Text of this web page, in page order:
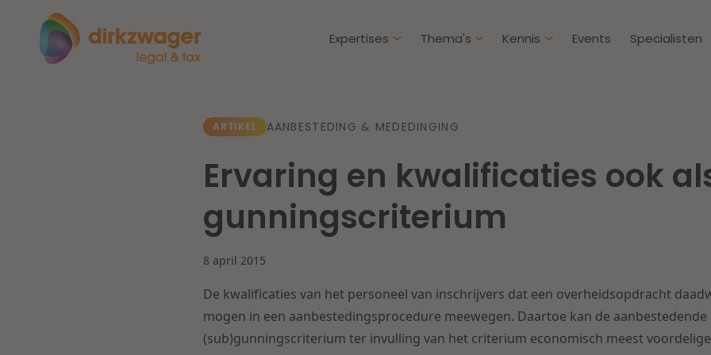
Expertises
IE & Innovatie
Herstructurering & Insolventie
Zorg & Sociaal domein
Thema's
Dichtbij een
toekomstbestendige
zorg
Dichtbij de kansen en
Kennis Events Specialisten
ARTIKEL AANBESTEDING & MEDEDINGING
Ervaring en kwalificaties ook
gunningscriterium
8 april 2015
De kwalificaties van het personeel van inschrijvers dat een overheidsopdracht
mogen in een aanbestedingsprocedure meewegen. Daartoe kan de aanbestedende
(sub)gunningscriterium ter invulling van het criterium economisch meest voordelige